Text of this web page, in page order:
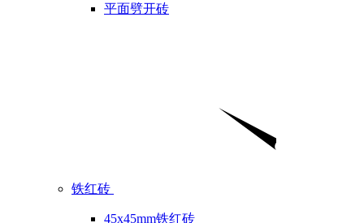
平面劈开砖
铁红砖
45x45mm铁红砖